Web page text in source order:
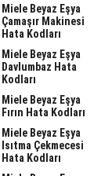
Miele Beyaz Eşya
Çamaşır Makinesi
Hata Kodları
Miele Beyaz Eşya
Davlumbaz Hata
Kodları
Miele Beyaz Eşya
Fırın Hata Kodları
Miele Beyaz Eşya
Isıtma Çekmecesi
Hata Kodları